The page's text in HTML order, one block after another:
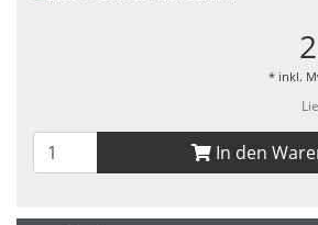
* inkl.
In den